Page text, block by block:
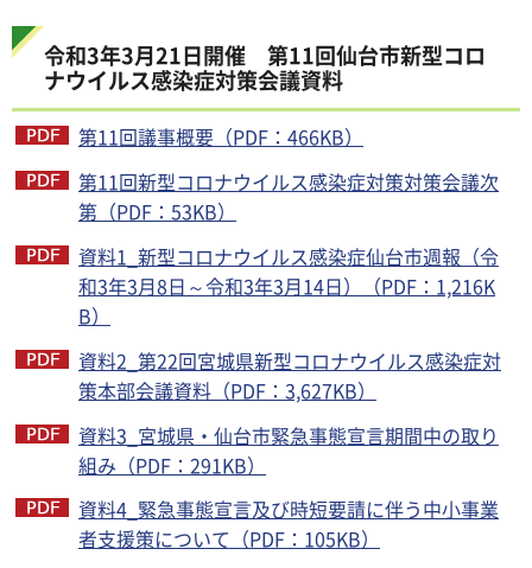
令和3年3月21日開催 第11回仙台市新型コロ
ナウイルス感染症対策会議資料
第11回議事概要（PDF：466KB）
第11回新型コロナウイルス感染症対策対策会議次
第（PDF：53KB）
資料1_新型コロナウイルス感染症仙台市週報（令
和3年3月8日～令和3年3月14日）（PDF：1,216K
B）
資料2_第22回宮城県新型コロナウイルス感染症対
策本部会議資料（PDF：3,627KB）
資料3_宮城県・仙台市緊急事態宣言期間中の取り
組み（PDF：291KB）
資料4_緊急事態宣言及び時短要請に伴う中小事業
者支援策について（PDF：105KB）